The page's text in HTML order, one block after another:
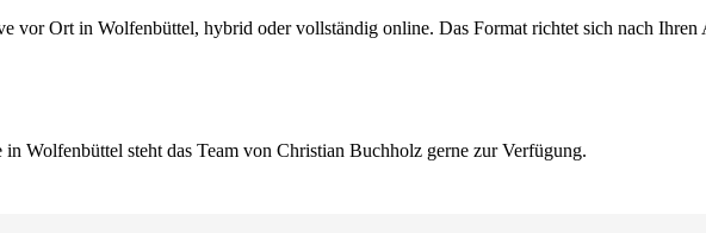
vor Ort in Wolfenbüttel, hybrid oder vollständig online. Das Format richtet sich nach Ihren
Wolfenbüttel steht das Team von Christian Buchholz gerne zur Verfügung.